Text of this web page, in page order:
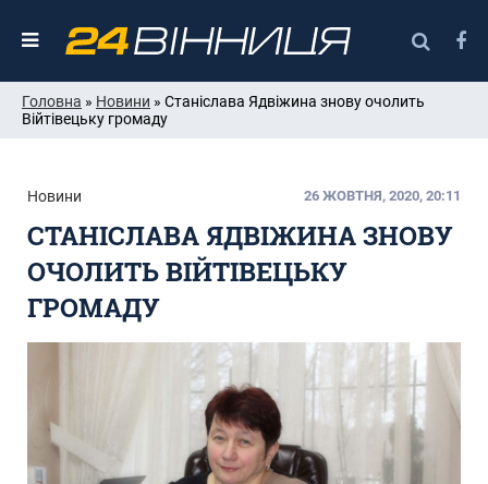
Головна » Новини » Станіслава Ядвіжина знову очолить
Війтівецьку громаду
Новини 26 ЖОВТНЯ, 2020, 20:11
СТАНІСЛАВА ЯДВІЖИНА ЗНОВУ
ОЧОЛИТЬ ВІЙТІВЕЦЬКУ
ГРОМАДУ